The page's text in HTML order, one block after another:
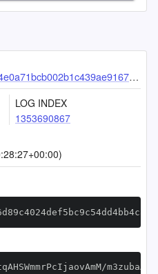
LOG INDEX
1353690867